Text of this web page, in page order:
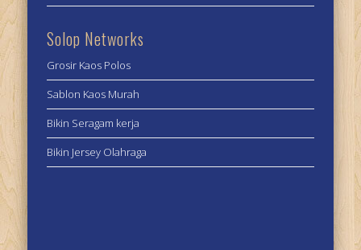
Solop Networks
Grosir Kaos Polos
Sablon Kaos Murah
Bikin Seragam kerja
Bikin Jersey Olahraga